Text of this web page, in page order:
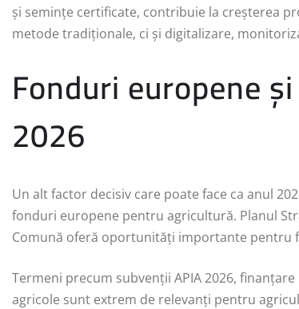
și semințe certificate, contribuie la creșterea
metode tradiționale, ci și digitalizare,
Fonduri europene
2026
Un alt factor decisiv care poate face ca anul
fonduri europene pentru agricultură. Planul
Comună oferă oportunități importante pentru
Termeni precum subvenții APIA 2026,
agricole sunt extrem de relevanți pentru